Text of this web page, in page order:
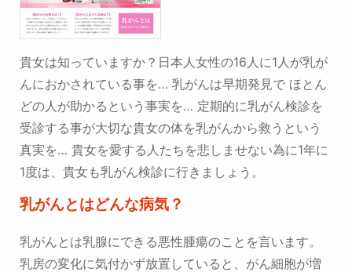
貴女は知っていますか？日本人女性の16人に1人が乳が
んにおかされている事を… 乳がんは早期発見で ほとん
どの人が助かるという事実を… 定期的に乳がん検診を
受診する事が大切な貴女の体を乳がんから救うという
真実を… 貴女を愛する人たちを悲しませない為に1年に
1度は、貴女も乳がん検診に行きましょう。
乳がんとはどんな病気？
乳がんとは乳腺にできる悪性腫瘍のことを言います。
乳房の変化に気付かず放置していると、がん細胞が増